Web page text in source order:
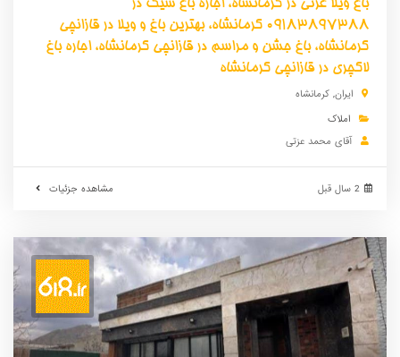
باغ ویلا عزتی در کرمانشاه، اجاره باغ شیک در
09183897388 کرمانشاه، بهترین باغ و ویلا در قازانچی
کرمانشاه، باغ جشن و مراسم در قازانچی کرمانشاه، اجاره باغ
لاکچری در قازانچی کرمانشاه
ایران, کرمانشاه
املاک
آقای محمد عزتی
مشاهده جزئیات 2 سال قبل